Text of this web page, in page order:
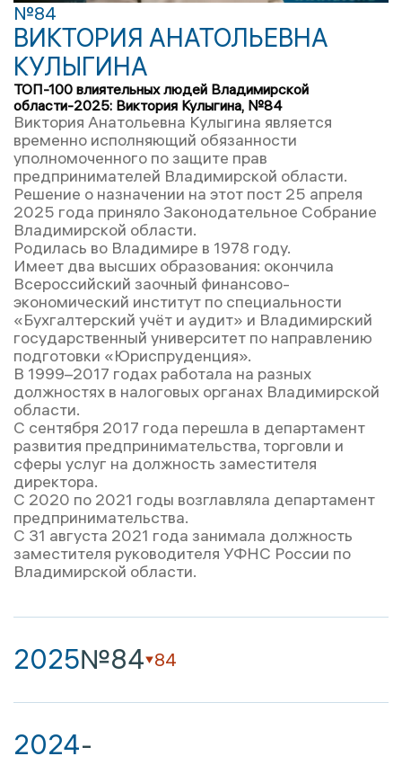
№84
ВИКТОРИЯ АНАТОЛЬЕВНА
КУЛЫГИНА
ТОП-100 влиятельных людей Владимирской
области-2025: Виктория Кулыгина, №84
Виктория Анатольевна Кулыгина является
временно исполняющий обязанности
уполномоченного по защите прав
предпринимателей Владимирской области.
Решение о назначении на этот пост 25 апреля
2025 года приняло Законодательное Собрание
Владимирской области.
Родилась во Владимире в 1978 году.
Имеет два высших образования: окончила
Всероссийский заочный финансово-
экономический институт по специальности
«Бухгалтерский учёт и аудит» и Владимирский
государственный университет по направлению
подготовки «Юриспруденция».
В 1999–2017 годах работала на разных
должностях в налоговых органах Владимирской
области.
С сентября 2017 года перешла в департамент
развития предпринимательства, торговли и
сферы услуг на должность заместителя
директора.
С 2020 по 2021 годы возглавляла департамент
предпринимательства.
С 31 августа 2021 года занимала должность
заместителя руководителя УФНС России по
Владимирской области.
2025№84 84
2024-